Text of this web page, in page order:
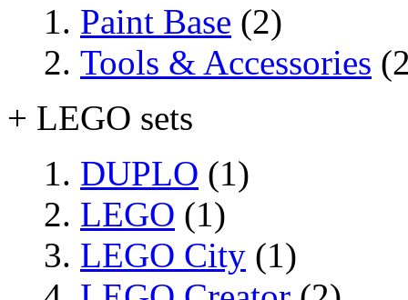
Paint Base (2)
Tools & Accessories
+ LEGO sets
DUPLO (1)
LEGO (1)
LEGO City (1)